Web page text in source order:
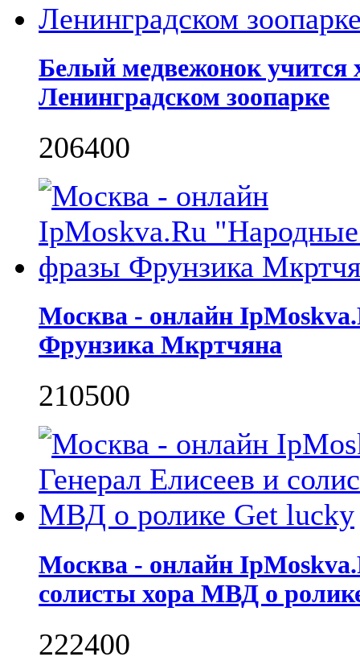
Белый медвежонок учится
Ленинградском зоопарке
206400
Москва - онлайн
Фрунзика Мкртчяна
210500
Москва - онлайн
солисты хора МВД о
222400